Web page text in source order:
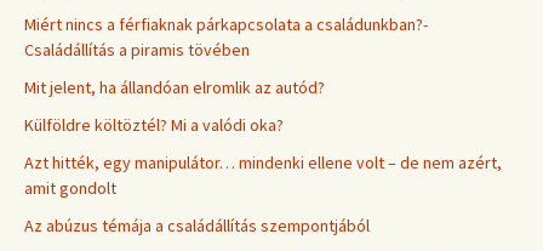
Miért nincs a férfiaknak párkapcsolata a családunkban?-
Családállítás a piramis tövében
Mit jelent, ha állandóan elromlik az autód?
Külföldre költöztél? Mi a valódi oka?
Azt hitték, egy manipulátor… mindenki ellene volt – de nem azért,
amit gondolt
Az abúzus témája a családállítás szempontjából